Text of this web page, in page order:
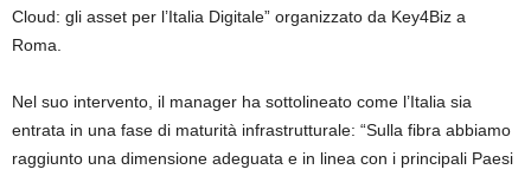
Cloud: gli asset per l’Italia Digitale” organizzato da Key4Biz a
Roma.
Nel suo intervento, il manager ha sottolineato come l’Italia sia
entrata in una fase di maturità infrastrutturale: “Sulla fibra abbiamo
raggiunto una dimensione adeguata e in linea con i principali Paesi